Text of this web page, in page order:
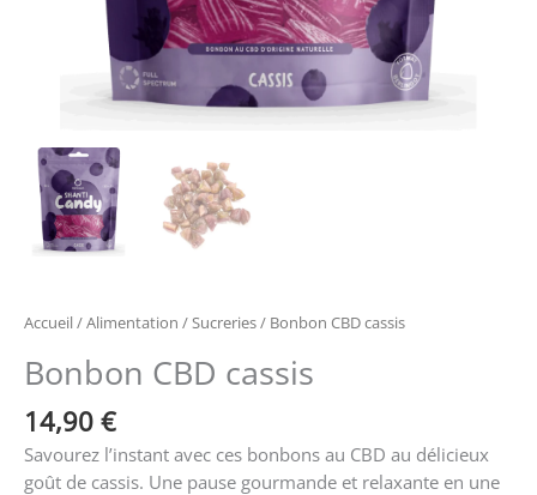
Accueil/Alimentation /Sucreries/ Bonbon CBD cassis
Bonbon CBD cassis
14,90 €
Savourez l’instant avec ces bonbons au CBD au délicieux
goût de cassis. Une pause gourmande et relaxante en une